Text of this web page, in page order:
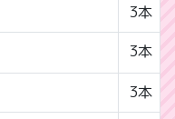
3本
3本
3本